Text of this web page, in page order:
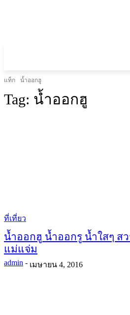
แท็ก น้ำออกฮู
Tag: น้ำออกฮู
ที่เที่ยว
น้ำออกฮู น้ำออกรู น้ำใสๆ ส
แม่แจ่ม
admin - เมษายน 4, 2016